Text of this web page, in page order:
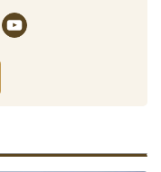
Instagram
Twitter
Rakdok Channel